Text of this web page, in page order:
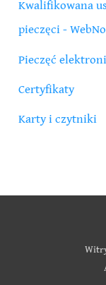
Kwalifikowana
pieczęci -
Pieczęć
Certyfikaty
Karty i czytniki